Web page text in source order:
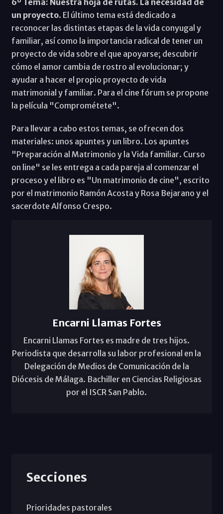
un proyecto. El último tema está dedicado a
reconocer las distintas etapas de la vida conyugal y
familiar, así como la importancia radical de tener un
proyecto de vida sobre el que apoyarse; descubrir
cómo el amor cambia de rostro al evolucionar; y
ayudar a hacer el propio proyecto de vida
matrimonial y familiar. Para el cine fórum se propone
la película "Comprométete".
Para llevar a cabo estos temas, se ofrecen dos
materiales: unos apuntes y un libro. Los apuntes
"Preparación al Matrimonio y la Vida familiar. Curso
on line" se les entrega a cada pareja al comenzar el
proceso y el libro es "Un matrimonio de cine", escrito
por el matrimonio Ramón Acosta y Rosa Bejarano y el
sacerdote Alfonso Crespo.
Encarni Llamas Fortes
Encarni Llamas Fortes es madre de tres hijos.
Periodista que desarrolla su labor profesional en la
Delegación de Medios de Comunicación de la
Diócesis de Málaga. Bachiller en Ciencias Religiosas
por el ISCR San Pablo.
Secciones
Prioridades pastorales